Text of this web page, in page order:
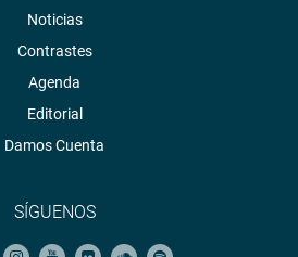
Noticias
Contrastes
Agenda
Editorial
Damos Cuenta
SÍGUENOS